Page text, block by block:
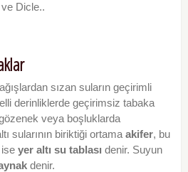
Dicle..
sızan suların geçirimli
derinliklerde geçirimsiz tabaka
veya boşluklarda
sularının biriktiği ortama akifer, bu
yer altı su tablası denir. Suyun
denir.